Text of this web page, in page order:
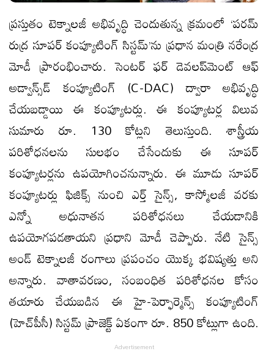
ప్రస్తుతం టెక్నాలజీ అభివృద్ధి చెందుతున్న క్రమంలో ‘పరమ్
రుద్ర సూపర్‌ కంప్యూటింగ్ సిస్టమ్‌’ను ప్రధాన మంత్రి నరేంద్ర
మోడీ ప్రారంభించారు. సెంటర్ ఫర్ డెవలప్‌మెంట్ ఆఫ్
అడ్వాన్స్‌డ్ కంప్యూటింగ్ (C-DAC) ద్వారా అభివృద్ధి
చేయబడ్డాయి ఈ కంప్యూటర్లు. ఈ కంప్యూటర్ల విలువ
సుమారు రూ. 130 కోట్లని తెలుస్తుంది. శాస్త్రీయ
పరిశోధనలను సులభం చేసేందుకు ఈ సూపర్‌
కంప్యూటర్లను ఉపయోగించనున్నారు. ఈ మూడు సూపర్‌
కంప్యూటర్లు ఫిజిక్స్‌ నుంచి ఎర్త్‌ సైన్స్‌, కాస్మోలజీ వరకు
ఎన్నో అధునాతన పరిశోధనలు చేయడానికి
ఉపయోగపడతాయని ప్రధాని మోడీ చెప్పారు. నేటి సైన్స్‌
అండ్‌ టెక్నాలజీ రంగాలు ప్రపంచం యొక్క భవిష్యత్తు అని
అన్నారు. వాతావరణం, సంబంధిత పరిశోధనల కోసం
తయారు చేయబడిన ఈ హై-పెర్ఫార్మెన్స్ కంప్యూటింగ్
(హెచ్‌పీసీ) సిస్టమ్‌ ప్రాజెక్ట్ ఏకంగా రూ. 850 కోట్లుగా ఉంది.